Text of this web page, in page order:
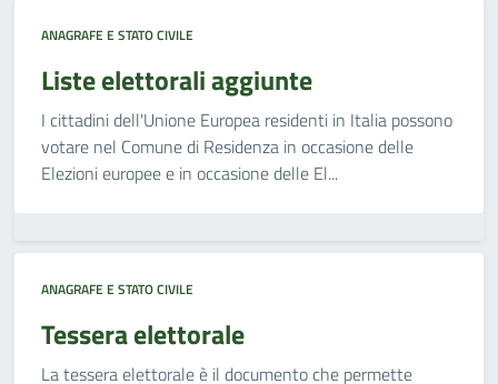
ANAGRAFE E STATO CIVILE
Liste elettorali aggiunte
I cittadini dell'Unione Europea residenti in Italia possono
votare nel Comune di Residenza in occasione delle
Elezioni europee e in occasione delle El...
ANAGRAFE E STATO CIVILE
Tessera elettorale
La tessera elettorale è il documento che permette